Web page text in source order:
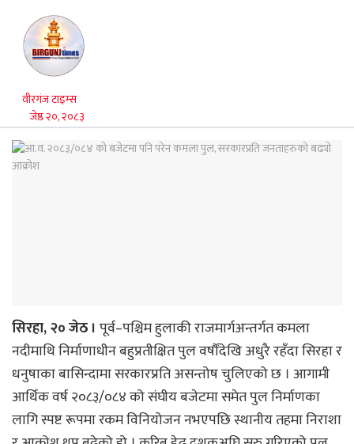
वीरगंज टाइम्स
जेष्ठ २०, २०८३
सिरहा, २० जेठ । पूर्व–पश्चिम हुलाकी राजमार्गअन्तर्गत कमला
नदीमाथि निर्माणाधीन बहुप्रतीक्षित पुल वर्षौंदेखि अधुरै रहँदा सिरहा र
धनुषाका बासिन्दामा सरकारप्रति असन्तोष चुलिएको छ । आगामी
आर्थिक वर्ष २०८३/०८४ को संघीय बजेटमा समेत पुल निर्माणका
लागि स्पष्ट रूपमा रकम विनियोजन नभएपछि स्थानीय तहमा निराशा